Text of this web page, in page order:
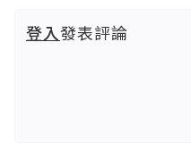
登入發表評論